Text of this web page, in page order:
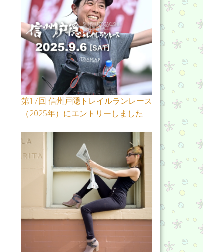
第17回 信州戸隠トレイルランレース
（2025年）にエントリーしました